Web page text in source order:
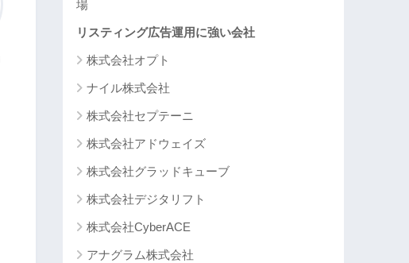
場
リスティング広告運用に強い会社
株式会社オプト
ナイル株式会社
株式会社セプテーニ
株式会社アドウェイズ
株式会社グラッドキューブ
株式会社デジタリフト
株式会社CyberACE
アナグラム株式会社